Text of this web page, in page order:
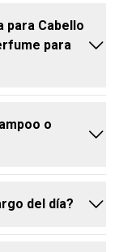
para Cabello
para
función, con
o
otros
del día?